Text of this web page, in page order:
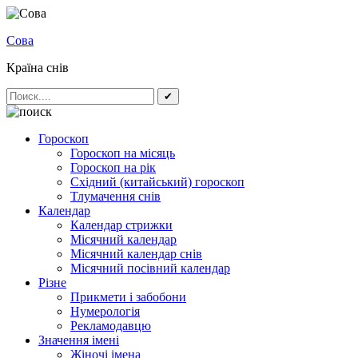
Сова
Країна снів
✔
Гороскоп
Гороскоп на місяць
Гороскоп на рік
Східний (китайський) гороскоп
Тлумачення снів
Календар
Календар стрижки
Місячний календар
Місячний календар снів
Місячний посівний календар
Різне
Прикмети і забобони
Нумерологія
Рекламодавцю
Значення імені
Жіночі імена